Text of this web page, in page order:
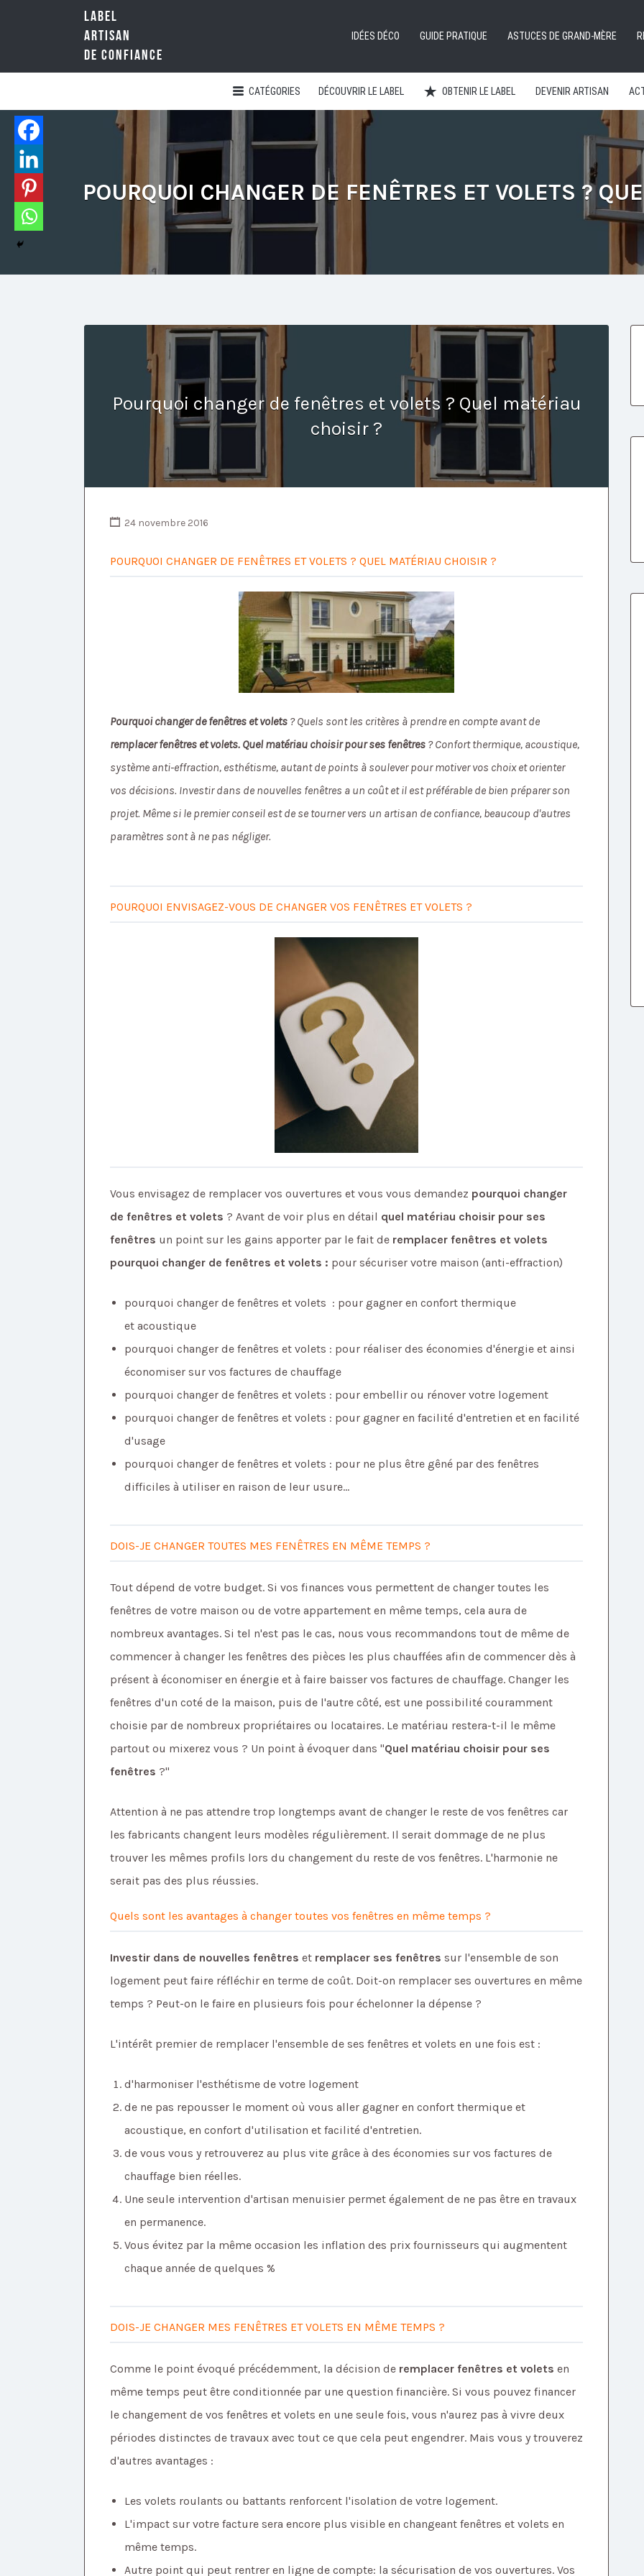
LABEL
ARTISAN
DE CONFIANCE
RÉFÉRENCE
QUALITÉ
NATIONALE
L'ARTISANAT
IDÉES DÉCO GUIDE PRATIQUE ASTUCES DE GRAND-MÈRE
Rechercher:
CATÉGORIES DÉCOUVRIR LE LABEL OBTENIR LE LABEL DEVENIR ARTISAN
POURQUOI CHANGER DE FENÊTRES ET VOLETS ?
Pourquoi changer de fenêtres et volets ? Quel matériau
choisir ?
24 novembre 2016
POURQUOI CHANGER DE FENÊTRES ET VOLETS ? QUEL MATÉRIAU CHOISIR ?
Pourquoi changer de fenêtres et volets ? Quels sont les critères à prendre en compte avant de
remplacer fenêtres et volets. Quel matériau choisir pour ses fenêtres ? Confort thermique, acoustique,
système anti-effraction, esthétisme, autant de points à soulever pour motiver vos choix et orienter
vos décisions. Investir dans de nouvelles fenêtres a un coût et il est préférable de bien préparer son
projet. Même si le premier conseil est de se tourner vers un artisan de confiance, beaucoup d'autres
paramètres sont à ne pas négliger.
POURQUOI ENVISAGEZ-VOUS DE CHANGER VOS FENÊTRES ET VOLETS ?
Vous envisagez de remplacer vos ouvertures et vous vous demandez pourquoi changer
de fenêtres et volets ? Avant de voir plus en détail quel matériau choisir pour ses
fenêtres un point sur les gains apporter par le fait de remplacer fenêtres et volets
pourquoi changer de fenêtres et volets : pour sécuriser votre maison (anti-effraction)
pourquoi changer de fenêtres et volets : pour gagner en confort thermique
et acoustique
pourquoi changer de fenêtres et volets : pour réaliser des économies d'énergie et ainsi
économiser sur vos factures de chauffage
pourquoi changer de fenêtres et volets : pour embellir ou rénover votre logement
pourquoi changer de fenêtres et volets : pour gagner en facilité d'entretien et en facilité
d'usage
pourquoi changer de fenêtres et volets : pour ne plus être gêné par des fenêtres
difficiles à utiliser en raison de leur usure...
DOIS-JE CHANGER TOUTES MES FENÊTRES EN MÊME TEMPS ?
Tout dépend de votre budget. Si vos finances vous permettent de changer toutes les
fenêtres de votre maison ou de votre appartement en même temps, cela aura de
nombreux avantages. Si tel n'est pas le cas, nous vous recommandons tout de même de
commencer à changer les fenêtres des pièces les plus chauffées afin de commencer dès à
présent à économiser en énergie et à faire baisser vos factures de chauffage. Changer les
fenêtres d'un coté de la maison, puis de l'autre côté, est une possibilité couramment
choisie par de nombreux propriétaires ou locataires. Le matériau restera-t-il le même
partout ou mixerez vous ? Un point à évoquer dans "Quel matériau choisir pour ses
fenêtres ?"
Attention à ne pas attendre trop longtemps avant de changer le reste de vos fenêtres car
les fabricants changent leurs modèles régulièrement. Il serait dommage de ne plus
trouver les mêmes profils lors du changement du reste de vos fenêtres. L'harmonie ne
serait pas des plus réussies.
Quels sont les avantages à changer toutes vos fenêtres en même temps ?
Investir dans de nouvelles fenêtres et remplacer ses fenêtres sur l'ensemble de son
logement peut faire réfléchir en terme de coût. Doit-on remplacer ses ouvertures en même
temps ? Peut-on le faire en plusieurs fois pour échelonner la dépense ?
L'intérêt premier de remplacer l'ensemble de ses fenêtres et volets en une fois est :
d'harmoniser l'esthétisme de votre logement
de ne pas repousser le moment où vous aller gagner en confort thermique et
acoustique, en confort d'utilisation et facilité d'entretien.
de vous vous y retrouverez au plus vite grâce à des économies sur vos factures de
chauffage bien réelles.
Une seule intervention d'artisan menuisier permet également de ne pas être en travaux
en permanence.
Vous évitez par la même occasion les inflation des prix fournisseurs qui augmentent
chaque année de quelques %
DOIS-JE CHANGER MES FENÊTRES ET VOLETS EN MÊME TEMPS ?
Comme le point évoqué précédemment, la décision de remplacer fenêtres et volets en
même temps peut être conditionnée par une question financière. Si vous pouvez financer
le changement de vos fenêtres et volets en une seule fois, vous n'aurez pas à vivre deux
périodes distinctes de travaux avec tout ce que cela peut engendrer. Mais vous y trouverez
d'autres avantages :
Les volets roulants ou battants renforcent l'isolation de votre logement.
L'impact sur votre facture sera encore plus visible en changeant fenêtres et volets en
même temps.
Autre point qui peut rentrer en ligne de compte: la sécurisation de vos ouvertures. Vos